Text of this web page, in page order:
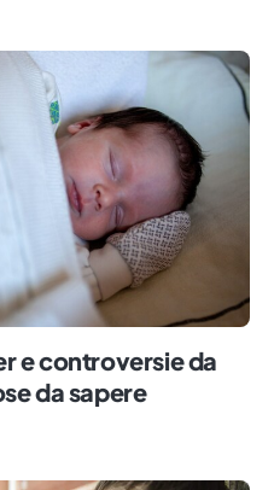
e controversie da
da sapere